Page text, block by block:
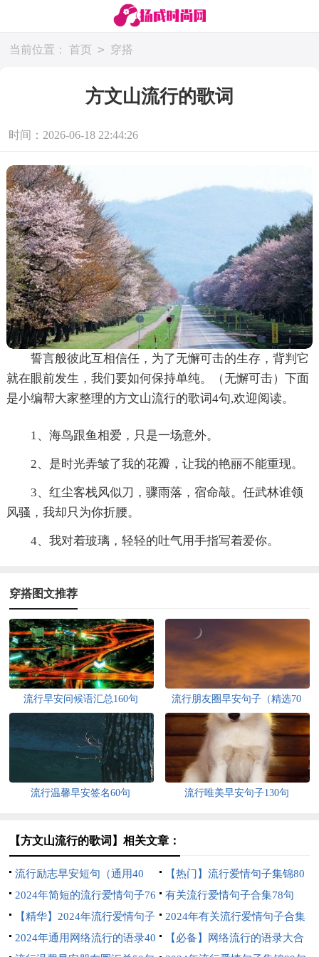
当前位置： 首页 > 穿搭
方文山流行的歌词
时间：2026-06-18 22:44:26
誓言般彼此互相信任，为了无懈可击的生存，背判它
就在眼前发生，我们要如何保持单纯。（无懈可击）下面
是小编帮大家整理的方文山流行的歌词4句,欢迎阅读。
1、海鸟跟鱼相爱，只是一场意外。
2、是时光弄皱了我的花瓣，让我的艳丽不能重现。
3、红尘客栈风似刀，骤雨落，宿命敲。任武林谁领
风骚，我却只为你折腰。
4、我对着玻璃，轻轻的吐气用手指写着爱你。
穿搭图文推荐
流行早安问候语汇总160句
流行朋友圈早安句子（精选70
句）
流行温馨早安签名60句 流行唯美早安句子130句
【方文山流行的歌词】相关文章：
流行励志早安短句（通用40
句）
【热门】流行爱情句子集锦80
条
2024年简短的流行爱情句子76
条
有关流行爱情句子合集78句
【精华】2024年流行爱情句子
集锦96句
2024年有关流行爱情句子合集
90条
2024年通用网络流行的语录40
【必备】网络流行的语录大合